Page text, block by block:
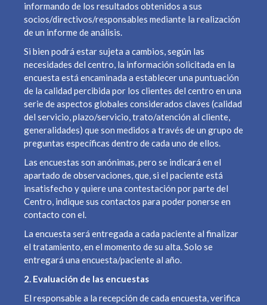
informando de los resultados obtenidos a sus
socios/directivos/responsables mediante la realización
de un informe de análisis.
Si bien podrá estar sujeta a cambios, según las
necesidades del centro, la información solicitada en la
encuesta está encaminada a establecer una puntuación
de la calidad percibida por los clientes del centro en una
serie de aspectos globales considerados claves (calidad
del servicio, plazo/servicio, trato/atención al cliente,
generalidades) que son medidos a través de un grupo de
preguntas específicas dentro de cada uno de ellos.
Las encuestas son anónimas, pero se indicará en el
apartado de observaciones, que, si el paciente está
insatisfecho y quiere una contestación por parte del
Centro, indique sus contactos para poder ponerse en
contacto con el.
La encuesta será entregada a cada paciente al finalizar
el tratamiento, en el momento de su alta. Solo se
entregará una encuesta/paciente al año.
2. Evaluación de las encuestas
El responsable a la recepción de cada encuesta, verifica